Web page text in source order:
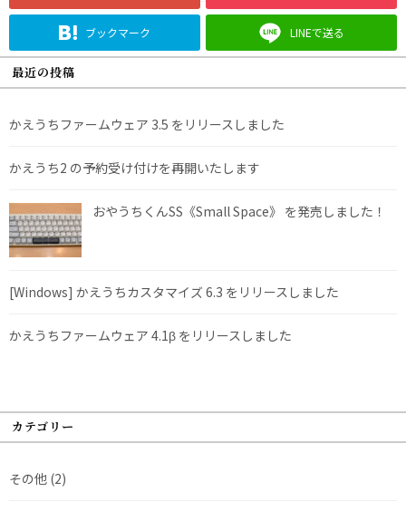
ブックマーク LINEで送る
最近の投稿
かえうちファームウェア 3.5 をリリースしました
かえうち2 の予約受け付けを再開いたします
おやうちくんSS《Small Space》 を発売しました！
[Windows] かえうちカスタマイズ 6.3 をリリースしました
かえうちファームウェア 4.1β をリリースしました
カテゴリー
その他 (2)